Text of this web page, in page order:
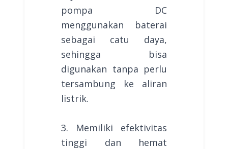
pompa DC
menggunakan baterai
sebagai catu daya,
sehingga bisa
digunakan tanpa perlu
tersambung ke aliran
listrik.
3. Memiliki efektivitas
tinggi dan hemat